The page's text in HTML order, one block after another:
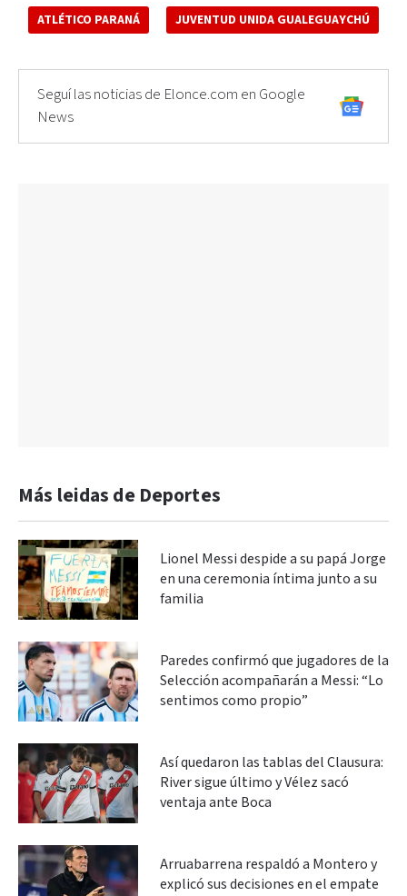
ATLÉTICO PARANÁ JUVENTUD UNIDA GUALEGUAYCHÚ
Seguí las noticias de Elonce.com en Google
News
Más leidas de Deportes
Lionel Messi despide a su papá Jorge
en una ceremonia íntima junto a su
familia
Paredes confirmó que jugadores de la
Selección acompañarán a Messi: “Lo
sentimos como propio”
Así quedaron las tablas del Clausura:
River sigue último y Vélez sacó
ventaja ante Boca
Arruabarrena respaldó a Montero y
explicó sus decisiones en el empate